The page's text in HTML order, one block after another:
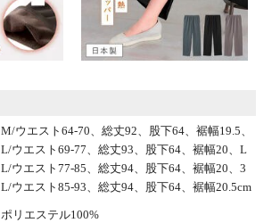
M/ウエスト64-70、総丈92、股下64、裾幅19.5、
L/ウエスト69-77、総丈93、股下64、裾幅20、L
L/ウエスト77-85、総丈94、股下64、裾幅20、3
L/ウエスト85-93、総丈94、股下64、裾幅20.5cm
ポリエステル100%